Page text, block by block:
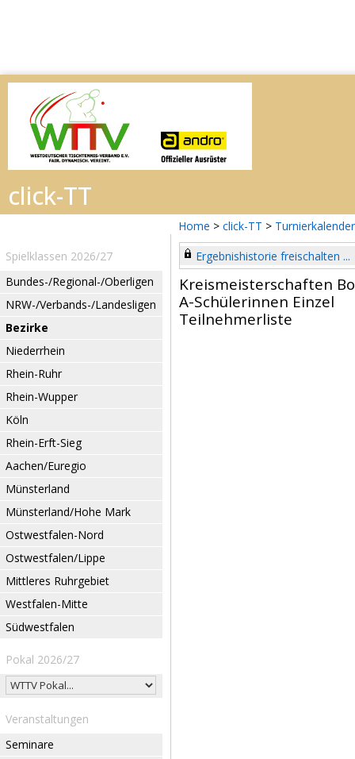
Home > click-TT > Turnierkalender
Spielklassen 2026/27
Bundes-/Regional-/Oberligen
NRW-/Verbands-/Landesligen
Bezirke
Niederrhein
Rhein-Ruhr
Rhein-Wupper
Köln
Rhein-Erft-Sieg
Aachen/Euregio
Münsterland
Münsterland/Hohe Mark
Ostwestfalen-Nord
Ostwestfalen/Lippe
Mittleres Ruhrgebiet
Westfalen-Mitte
Südwestfalen
Pokal 2026/27
Veranstaltungen
Seminare
Ergebnishistorie freischalten ...
Kreismeisterschaften
A-Schülerinnen Einzel
Teilnehmerliste